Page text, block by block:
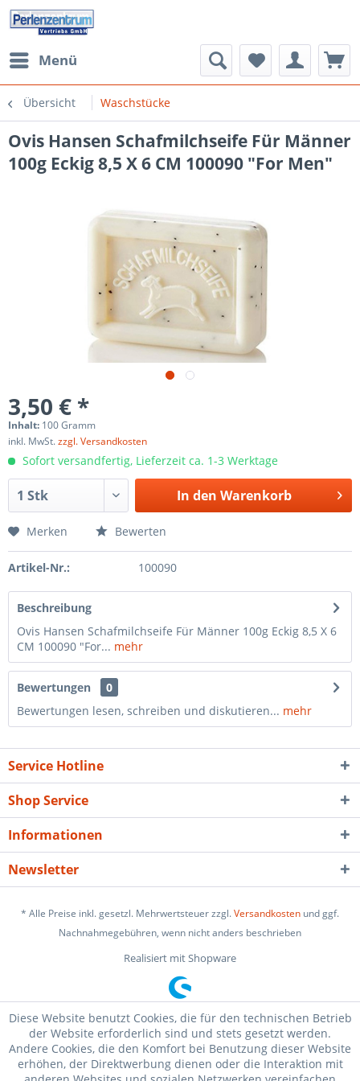
Menü
Übersicht Waschstücke
Ovis Hansen Schafmilchseife Für Männer
100g Eckig 8,5 X 6 CM 100090 "For Men"
3,50 € *
Inhalt: 100 Gramm
inkl. MwSt.zzgl. Versandkosten
Sofort versandfertig, Lieferzeit ca. 1-3 Werktage
In den Warenkorb
Merken Bewerten
Artikel-Nr.: 100090
Beschreibung
Ovis Hansen Schafmilchseife Für Männer 100g Eckig 8,5 X 6
CM 100090 "For... mehr
Bewertungen
0
Bewertungen lesen, schreiben und diskutieren... mehr
Service Hotline
Shop Service
Informationen
Newsletter
* Alle Preise inkl. gesetzl. Mehrwertsteuer zzgl.Versandkosten und ggf.
Nachnahmegebühren, wenn nicht anders beschrieben
Realisiert mit Shopware
Diese Website benutzt Cookies, die für den technischen Betrieb
der Website erforderlich sind und stets gesetzt werden.
Andere Cookies, die den Komfort bei Benutzung dieser Website
erhöhen, der Direktwerbung dienen oder die Interaktion mit